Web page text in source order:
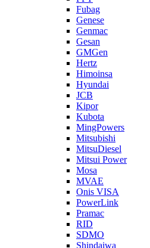
Fubag
Genese
Genmac
Gesan
GMGen
Hertz
Himoinsa
Hyundai
JCB
Kipor
Kubota
MingPowers
Mitsubishi
MitsuDiesel
Mitsui Power
Mosa
MVAE
Onis VISA
PowerLink
Pramac
RID
SDMO
Shindaiwa